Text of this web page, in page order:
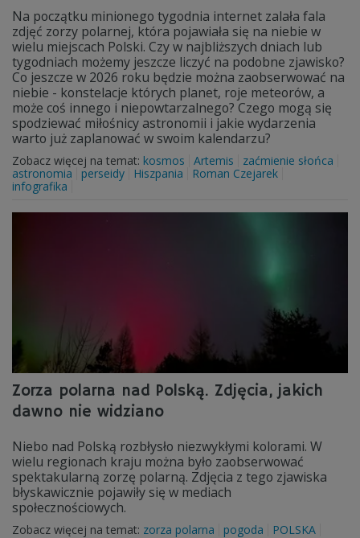
Na początku minionego tygodnia internet zalała fala
zdjęć zorzy polarnej, która pojawiała się na niebie w
wielu miejscach Polski. Czy w najbliższych dniach lub
tygodniach możemy jeszcze liczyć na podobne zjawisko?
Co jeszcze w 2026 roku będzie można zaobserwować na
niebie - konstelacje których planet, roje meteorów, a
może coś innego i niepowtarzalnego? Czego mogą się
spodziewać miłośnicy astronomii i jakie wydarzenia
warto już zaplanować w swoim kalendarzu?
Zobacz więcej na temat: kosmos Artemis
zaćmienie słońca
astronomia
perseidy Hiszpania
Roman Czejarek
infografika
Zorza polarna nad Polską. Zdjęcia, jakich
dawno nie widziano
Niebo nad Polską rozbłysło niezwykłymi kolorami. W
wielu regionach kraju można było zaobserwować
spektakularną zorzę polarną. Zdjęcia z tego zjawiska
błyskawicznie pojawiły się w mediach
społecznościowych.
Zobacz więcej na temat: zorza polarna pogoda POLSKA